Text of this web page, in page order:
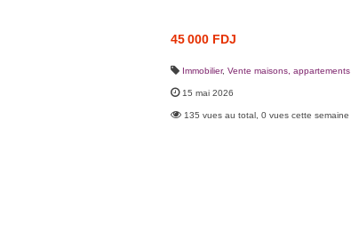
45 000 FDJ
Immobilier, Vente maisons, appartements
15 mai 2026
135 vues au total, 0 vues cette semaine